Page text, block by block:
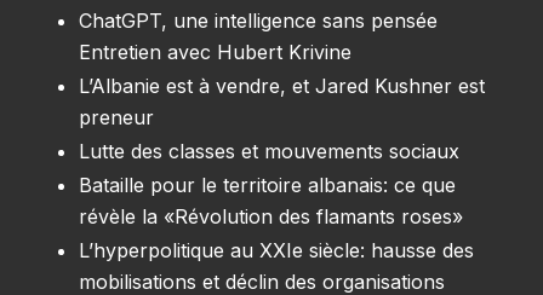
ChatGPT, une intelligence sans pensée
Entretien avec Hubert Krivine
L’Albanie est à vendre, et Jared Kushner est
preneur
Lutte des classes et mouvements sociaux
Bataille pour le territoire albanais: ce que
révèle la «Révolution des flamants roses»
L’hyperpolitique au XXIe siècle: hausse des
mobilisations et déclin des organisations